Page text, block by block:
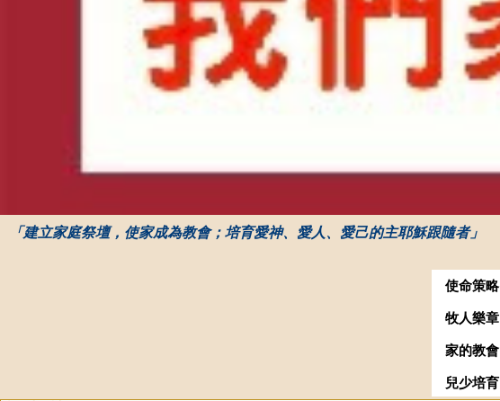
「建立家庭祭壇，使家成為教會；培育愛神、愛人、愛己的主耶穌跟隨者」
使命策略
牧人樂章
家的教會
兒少培育